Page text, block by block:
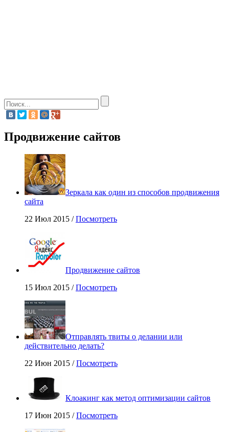
Продвижение сайтов
Зеркала как один из способов продвижения
сайта
22 Июл 2015 /Посмотреть
Продвижение сайтов
15 Июл 2015 /Посмотреть
Отправлять твиты о делании или
действительно делать?
22 Июн 2015 /Посмотреть
Клоакинг как метод оптимизации сайтов
17 Июн 2015 /Посмотреть